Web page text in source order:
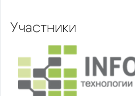
Участники